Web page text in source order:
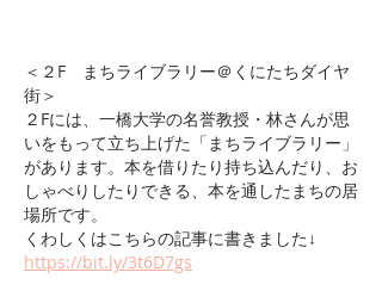
＜２F まちライブラリー＠くにたちダイヤ
街＞
２Fには、一橋大学の名誉教授・林さんが思
いをもって立ち上げた「まちライブラリー」
があります。本を借りたり持ち込んだり、お
しゃべりしたりできる、本を通したまちの居
場所です。
くわしくはこちらの記事に書きました↓
https://bit.ly/3t6D7gs